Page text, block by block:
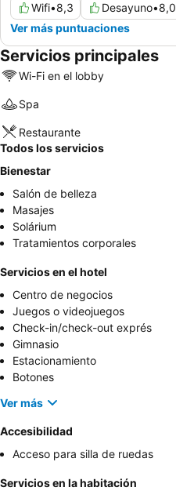
Wifi•8,3 Desayuno•8,0
Ver más puntuaciones
Servicios principales
Wi-Fi en el lobby
Spa
Restaurante
Todos los servicios
Bienestar
Salón de belleza
Masajes
Solárium
Tratamientos corporales
Servicios en el hotel
Centro de negocios
Juegos o videojuegos
Check-in/check-out exprés
Gimnasio
Estacionamiento
Botones
Ver más
Accesibilidad
Acceso para silla de ruedas
Servicios en la habitación